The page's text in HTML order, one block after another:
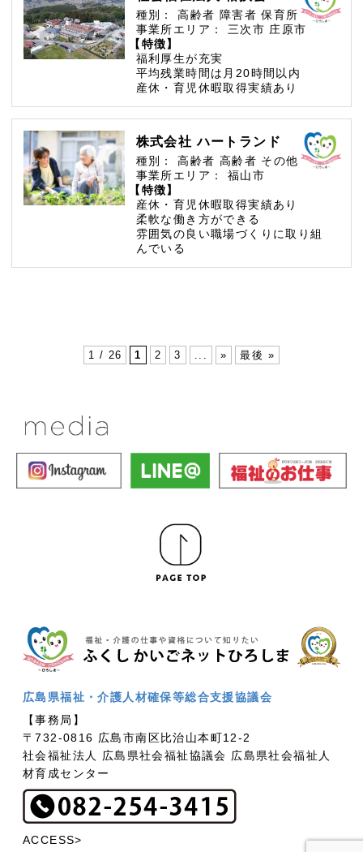
種別： 高齢者 障害者保育所
事業所エリア：
三次市 庄原市
【特徴】
福利厚生が充実
平均残業時間は月20時間以内
産休・育児休暇取得実績あり
株式会社 ハートランド
種別： 高齢者 高齢者 その他
事業所エリア：
福山市
【特徴】
産休・育児休暇取得実績あり
柔軟な働き方ができる
雰囲気の良い職場づくりに取り組
んでいる
1 / 26 1 2 3 » 最後 »
広島県福祉・介護人材確保等総合支援協議会
【事務局】
〒732-0816 広島市南区比治山本町12-2
社会福祉法人 広島県社会福祉協議会 広島県社会福祉人
材育成センター
ACCESS>